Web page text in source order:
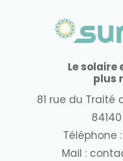
Le solaire
plus
81 rue du Traité
Téléphone :
Mail :